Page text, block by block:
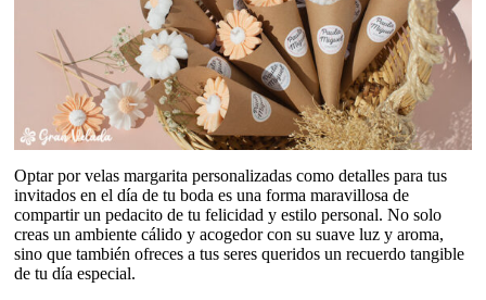
Optar por velas margarita personalizadas como detalles para tus
invitados en el día de tu boda es una forma maravillosa de
compartir un pedacito de tu felicidad y estilo personal. No solo
creas un ambiente cálido y acogedor con su suave luz y aroma,
sino que también ofreces a tus seres queridos un recuerdo tangible
de tu día especial.